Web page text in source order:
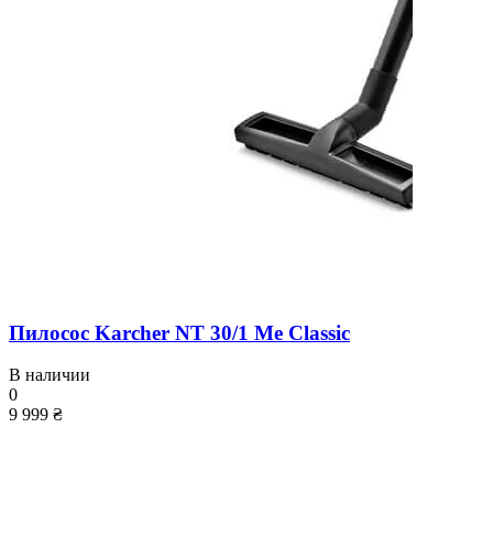
Пилосос Karcher NT 30/1 Me Classic
В наличии
0
9 999 ₴